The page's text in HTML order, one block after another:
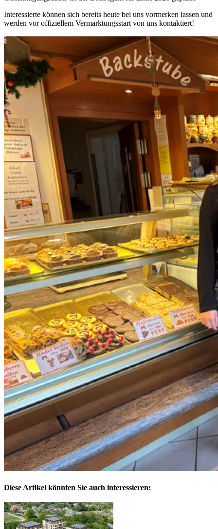
Interessierte können sich bereits heute bei uns vormerken lassen und
werden vor offiziellem Vermarktungsstart von uns kontaktiert!
Diese Artikel könnten Sie auch interessieren: